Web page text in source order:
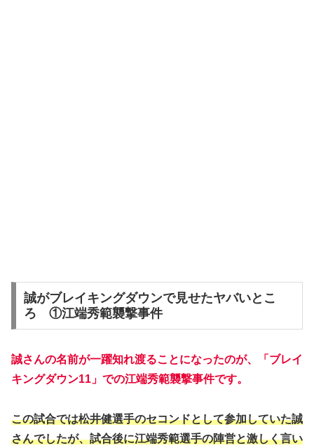
誠がブレイキングダウンで見せたヤバいとこ
ろ ①江端秀範襲撃事件
誠さんの名前が一躍知れ渡ることになったのが、「ブレイ
キングダウン11」での江端秀範襲撃事件です。
この試合では松井健選手のセコンドとして参加していた誠
さんでしたが、試合後に江端秀範選手の陣営と激しく言い